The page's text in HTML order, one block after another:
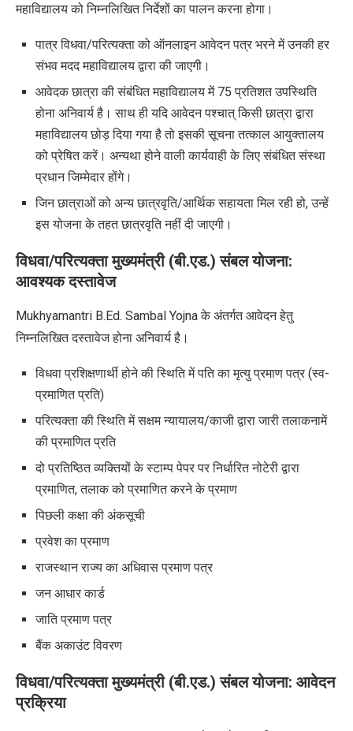
महाविद्यालय को निम्नलिखित निर्देशों का पालन करना होगा।
पात्र विधवा/परित्यक्ता को ऑनलाइन आवेदन पत्र भरने में उनकी हर
संभव मदद महाविद्यालय द्वारा की जाएगी।
आवेदक छात्रा की संबंधित महाविद्यालय में 75 प्रतिशत उपस्थिति
होना अनिवार्य है। साथ ही यदि आवेदन पश्चात् किसी छात्रा द्वारा
महाविद्यालय छोड़ दिया गया है तो इसकी सूचना तत्काल आयुक्तालय
को प्रेषित करें। अन्यथा होने वाली कार्यवाही के लिए संबंधित संस्था
प्रधान जिम्मेदार होंगे।
जिन छात्राओं को अन्य छात्रवृति/आर्थिक सहायता मिल रही हो,उन्हें
इस योजना के तहत छात्रवृति नहीं दी जाएगी।
विधवा/परित्यक्ता मुख्यमंत्री (बी.एड.) संबल योजना:
आवश्यक दस्तावेज
Mukhyamantri B.Ed. Sambal Yojnaके अंतर्गत आवेदन हेतु
निम्नलिखित दस्तावेज होना अनिवार्य है।
विधवा प्रशिक्षणार्थी होने की स्थिति में पति का मृत्यु प्रमाण पत्र (स्व-
प्रमाणित प्रति)
परित्यक्ता की स्थिति में सक्षम न्यायालय/काजी द्वारा जारी तलाकनामें
की प्रमाणित प्रति
दो प्रतिष्ठित व्यक्तियों के स्टाम्प पेपर पर निर्धारित नोटेरी द्वारा
प्रमाणित,तलाक को प्रमाणित करने के प्रमाण
पिछली कक्षा की अंकसूची
प्रवेश का प्रमाण
राजस्थान राज्य का अधिवास प्रमाण पत्र
जन आधार कार्ड
जाति प्रमाण पत्र
बैंक अकाउंट विवरण
विधवा/परित्यक्ता मुख्यमंत्री (बी.एड.) संबल योजना: आवेदन
प्रक्रिया